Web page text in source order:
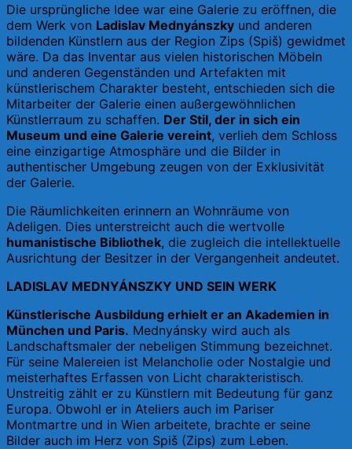
Die ursprüngliche Idee war eine Galerie zu eröffnen, die
dem Werk von Ladislav Mednyánszky und anderen
bildenden Künstlern aus der Region Zips (Spiš) gewidmet
wäre. Da das Inventar aus vielen historischen Möbeln
und anderen Gegenständen und Artefakten mit
künstlerischem Charakter besteht, entschieden sich die
Mitarbeiter der Galerie einen außergewöhnlichen
Künstlerraum zu schaffen. Der Stil, der in sich ein
Museum und eine Galerie vereint, verlieh dem Schloss
eine einzigartige Atmosphäre und die Bilder in
authentischer Umgebung zeugen von der Exklusivität
der Galerie.
Die Räumlichkeiten erinnern an Wohnräume von
Adeligen. Dies unterstreicht auch die wertvolle
humanistische Bibliothek, die zugleich die intellektuelle
Ausrichtung der Besitzer in der Vergangenheit andeutet.
LADISLAV MEDNYÁNSZKY UND SEIN WERK
Künstlerische Ausbildung erhielt er an Akademien in
München und Paris. Mednyánsky wird auch als
Landschaftsmaler der nebeligen Stimmung bezeichnet.
Für seine Malereien ist Melancholie oder Nostalgie und
meisterhaftes Erfassen von Licht charakteristisch.
Unstreitig zählt er zu Künstlern mit Bedeutung für ganz
Europa. Obwohl er in Ateliers auch im Pariser
Montmartre und in Wien arbeitete, brachte er seine
Bilder auch im Herz von Spiš (Zips) zum Leben.